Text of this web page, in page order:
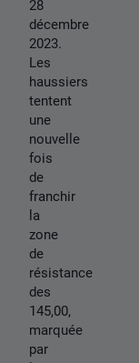
28
décembre
2023.
Les
haussiers
tentent
une
nouvelle
fois
de
franchir
la
zone
de
résistance
des
145,00,
marquée
par